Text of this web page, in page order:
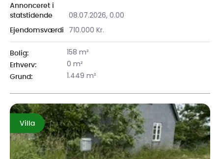
Annonceret i
statstidende
08.07.2026, 0.00
Ejendomsværdi 710.000 Kr.
Bolig: 158 m²
Erhverv: 0 m²
Grund: 1.449 m²
Villa